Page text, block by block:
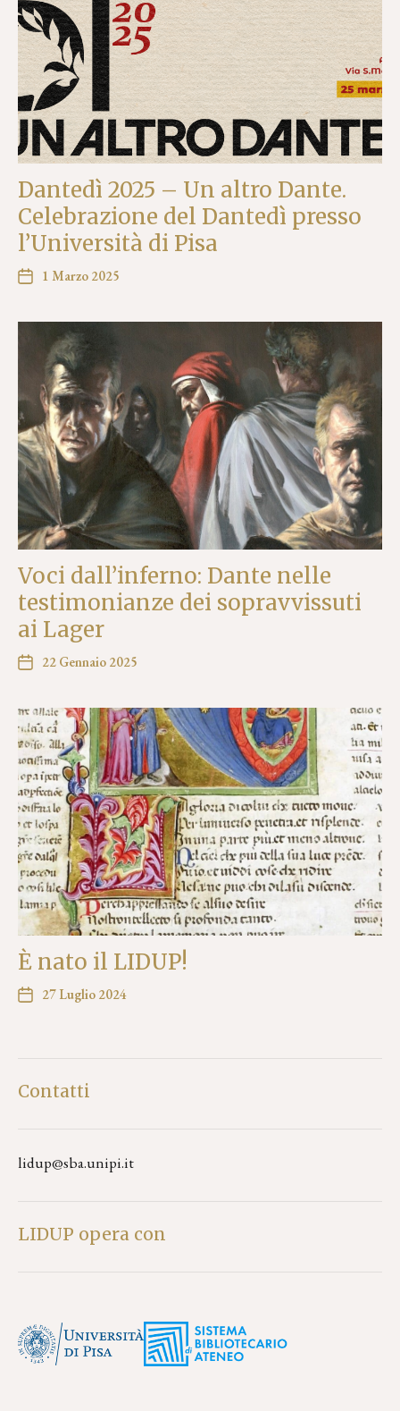
Dantedì 2025 – Un altro Dante.
Celebrazione del Dantedì presso
l’Università di Pisa
1 Marzo 2025
Voci dall’inferno: Dante nelle
testimonianze dei sopravvissuti
ai Lager
22 Gennaio 2025
È nato il LIDUP!
27 Luglio 2024
Contatti
lidup@sba.unipi.it
LIDUP opera con